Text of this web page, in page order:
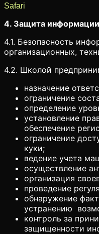
Safari
4. Защита
4.1. Безопасность
организационных,
4.2. Школой
назначение
ограничение
определение
установление
обеспечение
ограничение
куки;
ведение учета
осуществление
организация
проведение
обнаружение
устранению
контроль за
защищенности